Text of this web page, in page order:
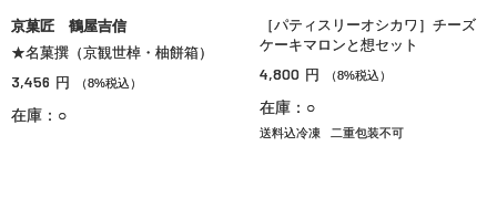
京菓匠 鶴屋吉信
★名菓撰（京観世棹・柚餅箱）
3,456 円 （8%税込）
在庫：○
［パティスリーオシカワ］チーズ
ケーキマロンと想セット
4,800 円 （8%税込）
在庫：○
送料込冷凍 二重包装不可